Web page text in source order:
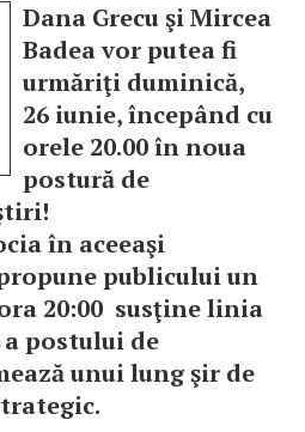
Dana Grecu şi Mircea
Badea vor putea fi
urmăriţi duminică,
26 iunie, începând cu
orele 20.00 în noua
postură de
în aceeaşi
publicului un
20:00 susţine linia
postului de
unui lung şir de